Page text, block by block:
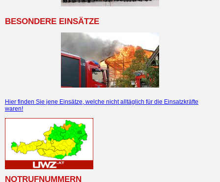
BESONDERE EINSÄTZE
Hier finden Sie jene Einsätze, welche nicht alltäglich für die Einsatzkräfte
waren!
NOTRUFNUMMERN